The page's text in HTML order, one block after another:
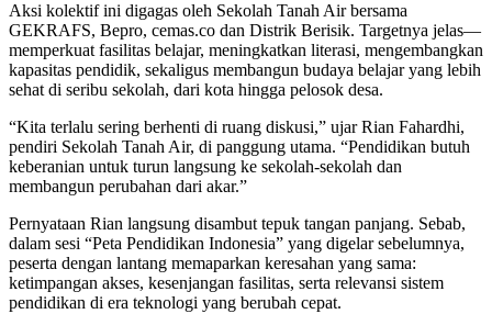
Aksi kolektif ini digagas oleh Sekolah Tanah Air bersama
GEKRAFS, Bepro, cemas.co dan Distrik Berisik. Targetnya jelas—
memperkuat fasilitas belajar, meningkatkan literasi, mengembangkan
kapasitas pendidik, sekaligus membangun budaya belajar yang lebih
sehat di seribu sekolah, dari kota hingga pelosok desa.
“Kita terlalu sering berhenti di ruang diskusi,” ujar Rian Fahardhi,
pendiri Sekolah Tanah Air, di panggung utama. “Pendidikan butuh
keberanian untuk turun langsung ke sekolah-sekolah dan
membangun perubahan dari akar.”
Pernyataan Rian langsung disambut tepuk tangan panjang. Sebab,
dalam sesi “Peta Pendidikan Indonesia” yang digelar sebelumnya,
peserta dengan lantang memaparkan keresahan yang sama:
ketimpangan akses, kesenjangan fasilitas, serta relevansi sistem
pendidikan di era teknologi yang berubah cepat.